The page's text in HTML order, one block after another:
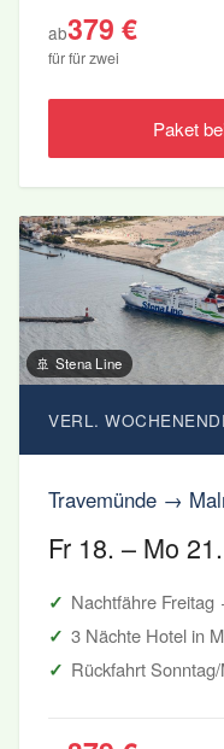
ab379 €
für für zwei
Paket
🚢 Stena Line
VERL.
Travemünde →
Fr 18. – Mo
Nachtfähre
3 Nächte Hotel in
Rückfahrt